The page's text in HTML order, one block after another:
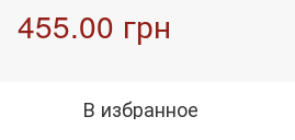
455.00 грн
В избранное